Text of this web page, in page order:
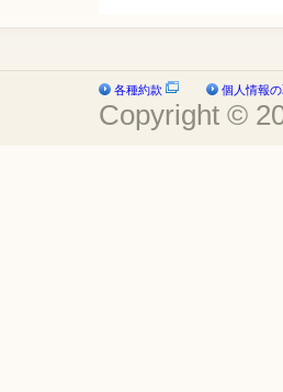
各種約款 個人情報
Copyright ©